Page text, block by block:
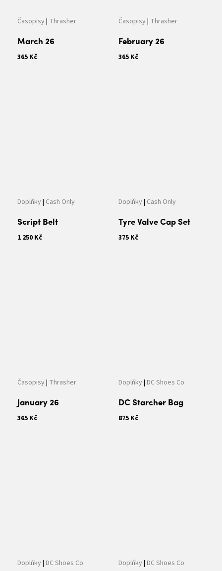
Časopisy| Thrasher
March 26
365 Kč
Časopisy| Thrasher
February 26
365 Kč
Doplňky| Cash Only
Script Belt
1 250 Kč
Doplňky| Cash Only
Tyre Valve Cap Set
375 Kč
Časopisy| Thrasher
January 26
365 Kč
Doplňky| DC Shoes Co.
DC Starcher Bag
875 Kč
Doplňky| DC Shoes Co. Doplňky| DC Shoes Co.